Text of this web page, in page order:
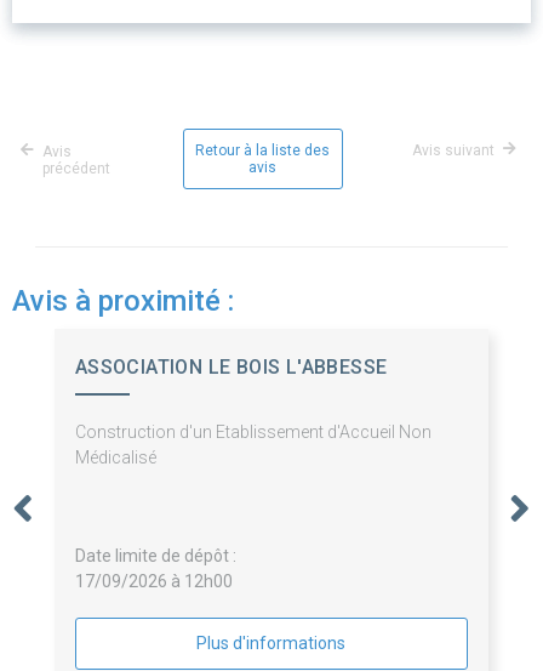
Avis
précédent
Retour à la liste des
avis
Avis suivant
Avis à proximité :
ASSOCIATION LE BOIS L'ABBESSE
Construction d'un Etablissement d'Accueil Non
Médicalisé
Date limite de dépôt :
17/09/2026 à 12h00
Plus d'informations